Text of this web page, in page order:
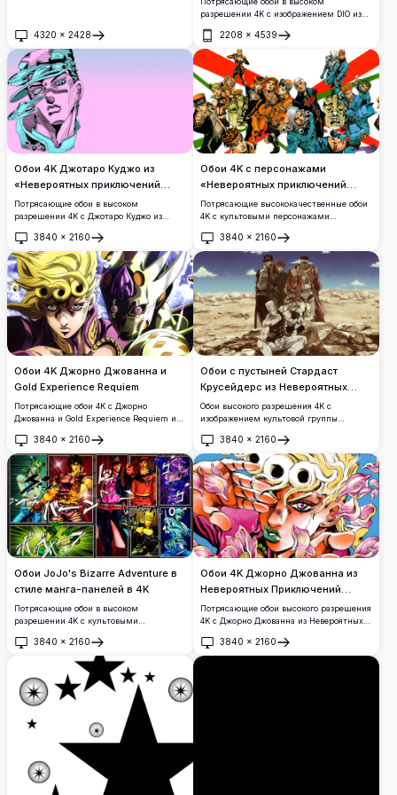
4320 × 2428
Открыть
разрешении 4K с изображением DIO из
черно-белом стиле манга-арта,
демонстрирующие его мускулистую
фигуру с красной звездой на тёмном
готическом фоне.
2208 × 4539
Открыть
Обои 4K Джотаро Куджо из
«Невероятных приключений
ДжоДжо»
Потрясающие обои в высоком
разрешении 4K с Джотаро Куджо из
выполненные в яркой цветовой палитре
розового и бирюзового цветов. Культовый
стиль аниме-арта с детализированными
линиями на плавном градиентном фоне.
3840 × 2160
Открыть
Обои 4K с персонажами
«Невероятных приключений
ДжоДжо»
Потрясающие высококачественные обои
4K с культовыми персонажами
Герои изображены в динамичных позах
на фоне итальянского флага в красно-
бело-зелёных тонах, демонстрируя
уникальный художественный стиль
сериала.
3840 × 2160
Открыть
Обои 4K Джорно Джованна и
Gold Experience Requiem
Потрясающие обои 4K с Джорно
Джованна и Gold Experience Requiem из
ветер. Высококачественное аниме-арт с
яркими цветами и динамичной
композицией.
3840 × 2160
Открыть
Обои с пустыней Стардаст
Крусейдерс из Невероятных
приключений ДжоДжо
Обои высокого разрешения 4K с
изображением культовой группы
приключений ДжоДжо, эффектно
позирующей на фоне бескрайней
пустыни и яркого голубого неба.
3840 × 2160
Открыть
Обои JoJo's Bizarre Adventure в
стиле манга-панелей в 4K
Потрясающие обои в высоком
разрешении 4K с культовыми
динамичном стиле панелей манги.
Представлены несколько главных героев
из разных сюжетных арок с яркими
цветами и выразительными японскими
звуковыми эффектами.
3840 × 2160
Открыть
Обои 4K Джорно Джованна из
Невероятных Приключений
ДжоДжо
Потрясающие обои высокого разрешения
4K с Джорно Джованна из Невероятных
лепестками розовых цветов с его
культовыми светлыми волосами и
3840 × 2160
Открыть